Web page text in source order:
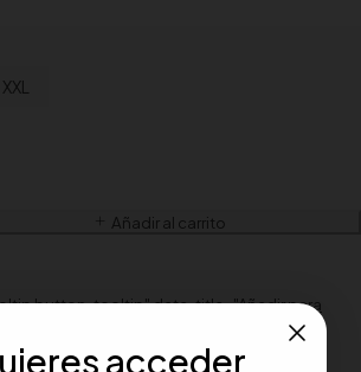
XXL
Añadir al carrito
button-tooltip" data-title="Añadir para
span>
acceder